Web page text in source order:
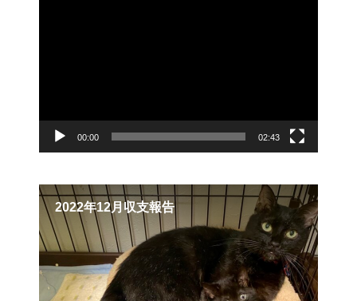
00:00 02:43
2022年12月収支報告